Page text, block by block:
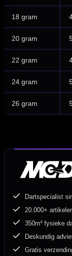
18 gram
20 gram
22 gram
24 gram
26 gram
Dartspecialist
20.000+
350m² fysieke
Deskundig
Gratis